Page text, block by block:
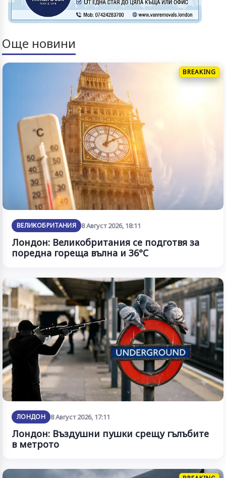
Още новини
BREAKING
ВЕЛИКОБРИТАНИЯ 8 Август 2026, 18:11
Лондон: Великобритания се подготвя за
поредна гореща вълна и 36°C
ЛОНДОН 8 Август 2026, 17:11
Лондон: Въздушни пушки срещу гълъбите
в метрото